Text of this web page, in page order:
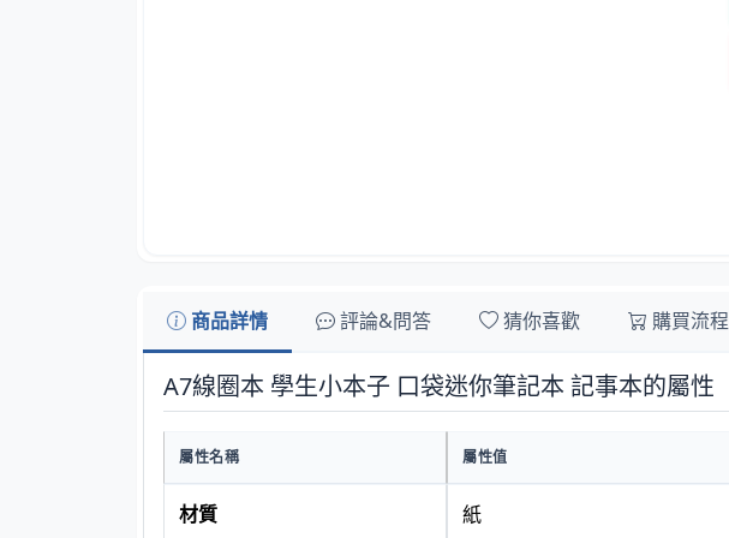
商品詳情 評論&問答 猜你喜歡 購買流程
A7線圈本 學生小本子 口袋迷你筆記本 記事本的屬性
屬性名稱 屬性值
材質 紙